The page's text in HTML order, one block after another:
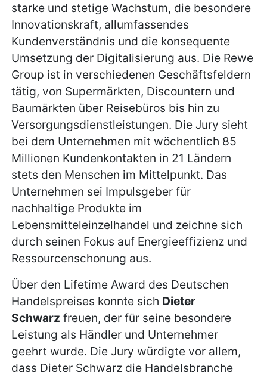
starke und stetige Wachstum, die besondere
Innovationskraft, allumfassendes
Kundenverständnis und die konsequente
Umsetzung der Digitalisierung aus. Die Rewe
Group ist in verschiedenen Geschäftsfeldern
tätig, von Supermärkten, Discountern und
Baumärkten über Reisebüros bis hin zu
Versorgungsdienstleistungen. Die Jury sieht
bei dem Unternehmen mit wöchentlich 85
Millionen Kundenkontakten in 21 Ländern
stets den Menschen im Mittelpunkt. Das
Unternehmen sei Impulsgeber für
nachhaltige Produkte im
Lebensmitteleinzelhandel und zeichne sich
durch seinen Fokus auf Energieeffizienz und
Ressourcenschonung aus.
Über den Lifetime Award des Deutschen
Handelspreises konnte sich Dieter
Schwarz freuen, der für seine besondere
Leistung als Händler und Unternehmer
geehrt wurde. Die Jury würdigte vor allem,
dass Dieter Schwarz die Handelsbranche